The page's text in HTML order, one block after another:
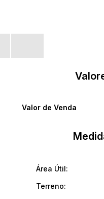
Valor de Venda
Área Útil:
Terreno: